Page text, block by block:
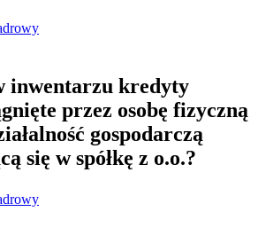
inwentarzu kredyty
przez osobę fizyczną
gospodarczą
się w spółkę z o.o.?